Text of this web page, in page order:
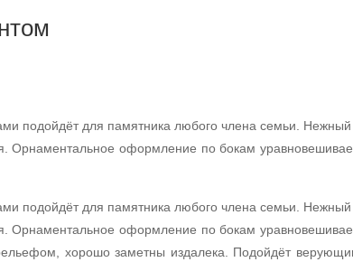
подойдёт для памятника любого члена семьи. Нежный
Орнаментальное оформление по бокам
подойдёт для памятника любого члена семьи. Нежный
Орнаментальное оформление по бокам
хорошо заметны издалека. Подойдёт